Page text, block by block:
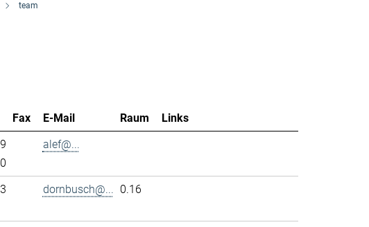
team
Fax E-Mail Raum
Links
alef@...
dornbusch@... 0.16